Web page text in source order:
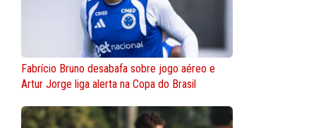
Fabrício Bruno desabafa sobre jogo aéreo e
Artur Jorge liga alerta na Copa do Brasil